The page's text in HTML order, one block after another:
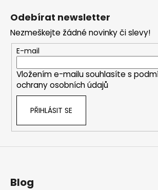
Odebírat newsletter
Nezmeškejte žádné novinky či slevy!
E-mail
Vložením e-mailu souhlasíte s
ochrany osobních údajů
PŘIHLÁSIT SE
Blog